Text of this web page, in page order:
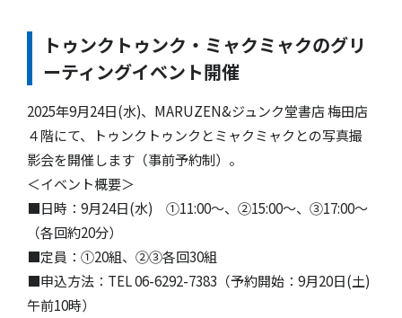
トゥンクトゥンク・ミャクミャクのグリ
ーティングイベント開催
2025年9月24日(水)、MARUZEN&ジュンク堂書店 梅田店
４階にて、トゥンクトゥンクとミャクミャクとの写真撮
影会を開催します（事前予約制）。
＜イベント概要＞
■日時：9月24日(水) ①11:00～、②15:00～、③17:00～
（各回約20分）
■定員：①20組、②③各回30組
■申込方法：TEL 06-6292-7383（予約開始：9月20日(土)
午前10時）